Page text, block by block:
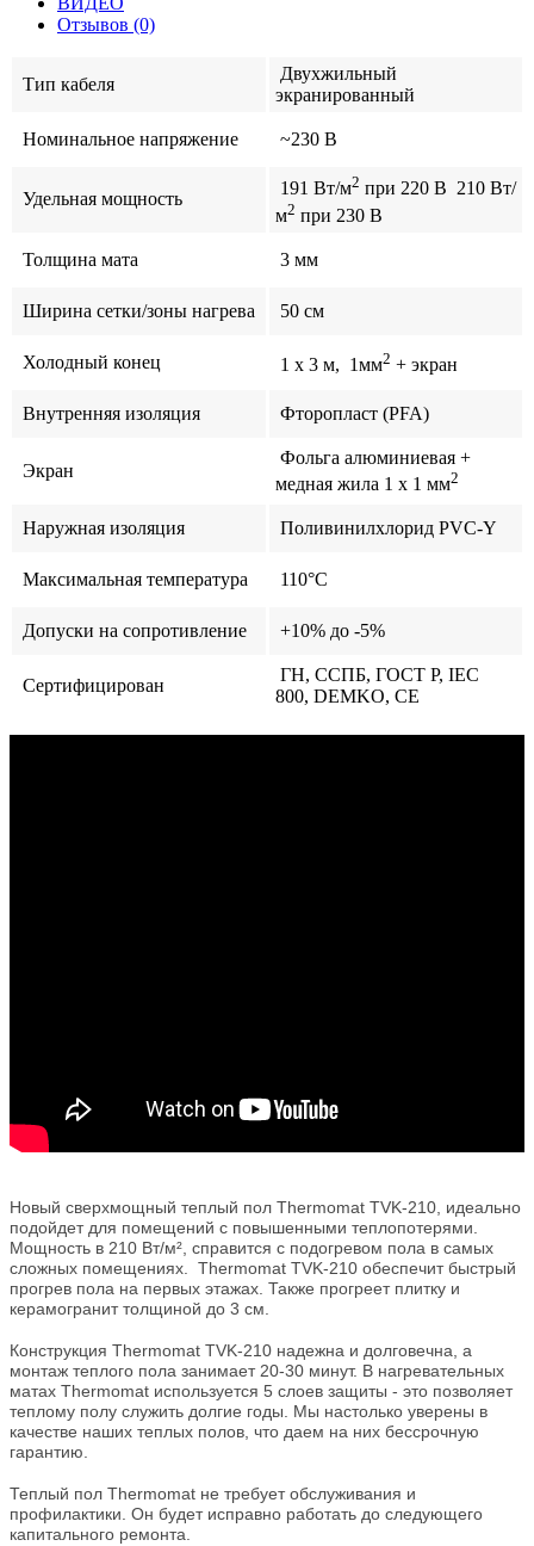
Отзывов (0)
Тип кабеля
Двухжильный
экранированный
Номинальное напряжение ~230 В
Удельная мощность
191 Вт/м2 при 220 В 210 Вт/
м2 при 230 В
Толщина мата 3 мм
Ширина сетки/зоны нагрева 50 см
Холодный конец 1 x 3 м, 1мм2 + экран
Внутренняя изоляция Фторопласт (PFA)
Экран
Фольга алюминиевая +
медная жила 1 x 1 мм2
Наружная изоляция Поливинилхлорид PVС-Y
Максимальная температура 110°C
Допуски на сопротивление +10% до -5%
Сертифицирован
ГН, ССПБ, ГОСТ Р, IEC
800, DEMKO, CE
Новый сверхмощный теплый пол Thermomat TVK-210, идеально
подойдет для помещений с повышенными теплопотерями.
Мощность в 210 Вт/м², справится с подогревом пола в самых
сложных помещениях. Thermomat TVK-210 обеспечит быстрый
прогрев пола на первых этажах. Также прогреет плитку и
керамогранит толщиной до 3 см.
Конструкция Thermomat TVK-210 надежна и долговечна, а
монтаж теплого пола занимает 20-30 минут. В нагревательных
матах Thermomat используется 5 слоев защиты - это позволяет
теплому полу служить долгие годы. Мы настолько уверены в
качестве наших теплых полов, что даем на них бессрочную
гарантию.
Теплый пол Thermomat не требует обслуживания и
профилактики. Он будет исправно работать до следующего
капитального ремонта.